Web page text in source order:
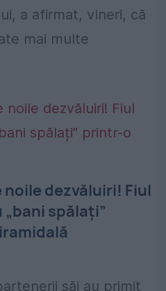
a afirmat, vineri, că
mai multe
dezvăluiri! Fiul
spălați”
săi au primit